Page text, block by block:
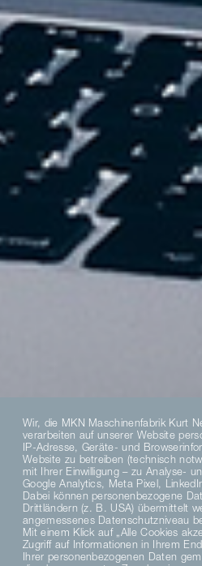
Wir, die MKN Maschinenfabrik Kurt
verarbeiten auf unserer Website
IP-Adresse, Geräte- und
Website zu betreiben (technisch
mit Ihrer Einwilligung – zu Analyse-
Google Analytics, Meta Pixel,
Dabei können personenbezogene
Drittländern (z. B. USA) übermittelt
angemessenes Datenschutzniveau
Mit einem Klick auf „Alle Cookies
Zugriff auf Informationen in Ihrem
Ihrer personenbezogenen Daten